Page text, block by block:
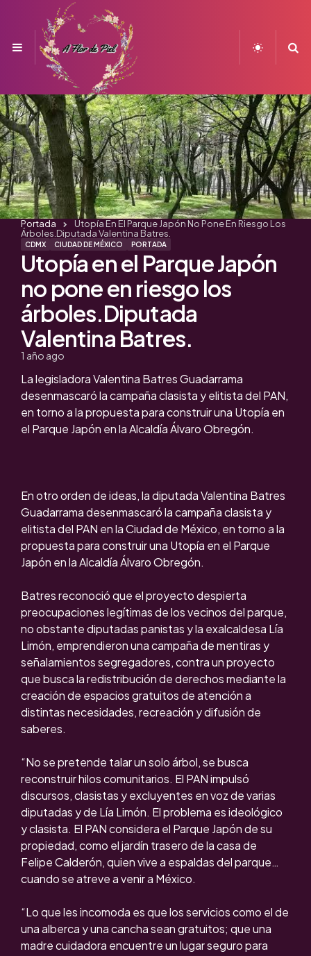
Menu
CDMX CIUDAD DE MÉXICO PORTADA
Utopía en el Parque Japón
no pone en riesgo los
árboles.Diputada
Valentina Batres.
1 año ago
Portada
Utopía En El Parque Japón No Pone En Riesgo Los
Árboles.Diputada Valentina Batres.
La legisladora Valentina Batres Guadarrama
desenmascaró la campaña clasista y elitista del PAN,
en torno a la propuesta para construir una Utopía en
el Parque Japón en la Alcaldía Álvaro Obregón.
En otro orden de ideas, la diputada Valentina Batres
Guadarrama desenmascaró la campaña clasista y
elitista del PAN en la Ciudad de México, en torno a la
propuesta para construir una Utopía en el Parque
Japón en la Alcaldía Álvaro Obregón.
Batres reconoció que el proyecto despierta
preocupaciones legítimas de los vecinos del parque,
no obstante diputadas panistas y la exalcaldesa Lía
Limón, emprendieron una campaña de mentiras y
señalamientos segregadores, contra un proyecto
que busca la redistribución de derechos mediante la
creación de espacios gratuitos de atención a
distintas necesidades, recreación y difusión de
saberes.
“No se pretende talar un solo árbol, se busca
reconstruir hilos comunitarios. El PAN impulsó
discursos, clasistas y excluyentes en voz de varias
diputadas y de Lía Limón. El problema es ideológico
y clasista. El PAN considera el Parque Japón de su
propiedad, como el jardín trasero de la casa de
Felipe Calderón, quien vive a espaldas del parque…
cuando se atreve a venir a México.
“Lo que les incomoda es que los servicios como el de
una alberca y una cancha sean gratuitos; que una
madre cuidadora encuentre un lugar seguro para